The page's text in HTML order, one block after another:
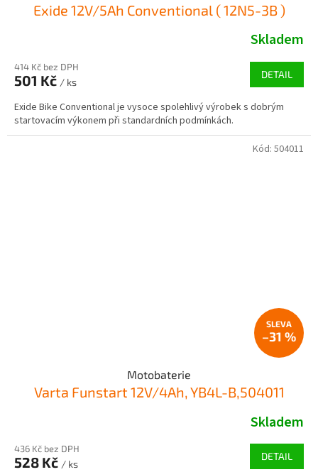
Exide 12V/5Ah Conventional ( 12N5-3B )
Skladem
414 Kč bez DPH
501 Kč / ks
DETAIL
Exide Bike Conventional je vysoce spolehlivý výrobek s dobrým
startovacím výkonem při standardních podmínkách.
–31 %
Motobaterie
Varta Funstart 12V/4Ah, YB4L-B,504011
Skladem
436 Kč bez DPH
528 Kč / ks
DETAIL
Kód: 504011